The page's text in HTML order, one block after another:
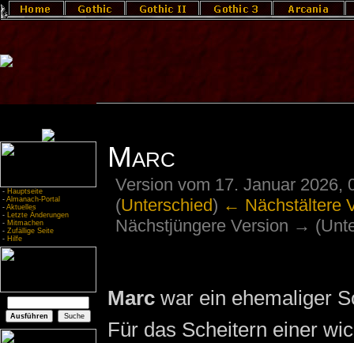
- Hauptseite
- Almanach-Portal
- Aktuelles
- Letzte Änderungen
- Mitmachen
- Zufällige Seite
- Hilfe
Marc
Version vom 17. Januar 2026,
(Unterschied) ← Nächstältere
Nächstjüngere Version →
Marcwar ein ehemaliger
Für das Scheitern einer